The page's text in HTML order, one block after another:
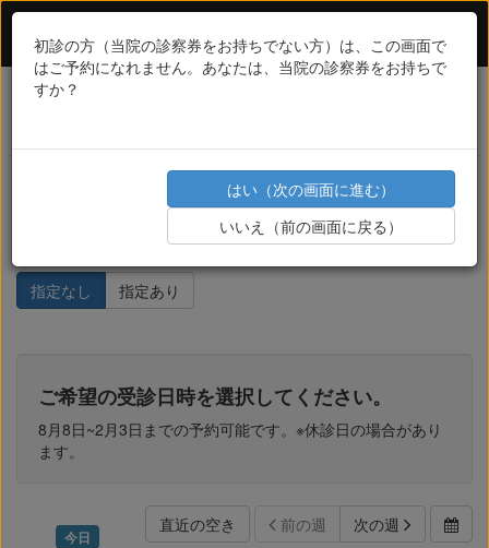
桑名眼科脳神経クリニック 視野検査 オンライン
予約
戻る
担当医のご指定はありますか？
指定なし 指定あり
ご希望の受診日時を選択してください。
8月8日~2月3日までの予約可能です。※休診日の場合があり
ます。
直近の空き 前の週 次の週
今日
初診の方（当院の診察券をお持ちでない方）は、この画面で
はご予約になれません。あなたは、当院の診察券をお持ちで
すか？
はい（次の画面に進む）
いいえ（前の画面に戻る）